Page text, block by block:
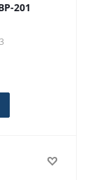
201